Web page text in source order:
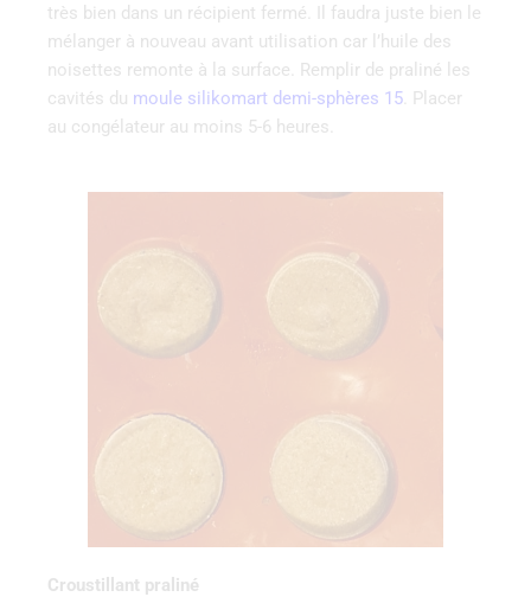
très bien dans un récipient fermé. Il faudra juste bien le
mélanger à nouveau avant utilisation car l’huile des
noisettes remonte à la surface. Remplir de praliné les
cavités du moule silikomart demi-sphères 15 . Placer
au congélateur au moins 5-6 heures.
Croustillant praliné